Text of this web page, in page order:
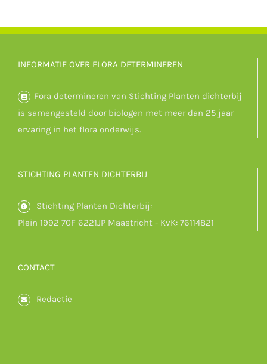
INFORMATIE OVER FLORA DETERMINEREN
Fora determineren van Stichting Planten dichterbij
is samengesteld door biologen met meer dan 25 jaar
ervaring in het flora onderwijs.
STICHTING PLANTEN DICHTERBIJ
Stichting Planten Dichterbij:
Plein 1992 70F 6221JP Maastricht - KvK: 76114821
CONTACT
Redactie